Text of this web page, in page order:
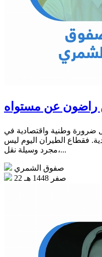
راضون عن مستواه
ضرورة وطنية واقتصادية في
فقطاع الطيران اليوم ليس
مجرد وسيلة نقل،...
صفوق الشمري
22 صفر 1448 هـ